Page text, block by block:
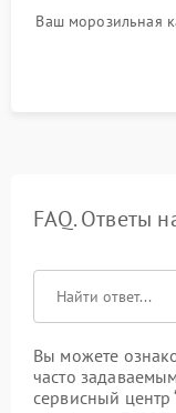
Ваш морозильная
FAQ. Ответы
Вы можете
часто
сервисный центр